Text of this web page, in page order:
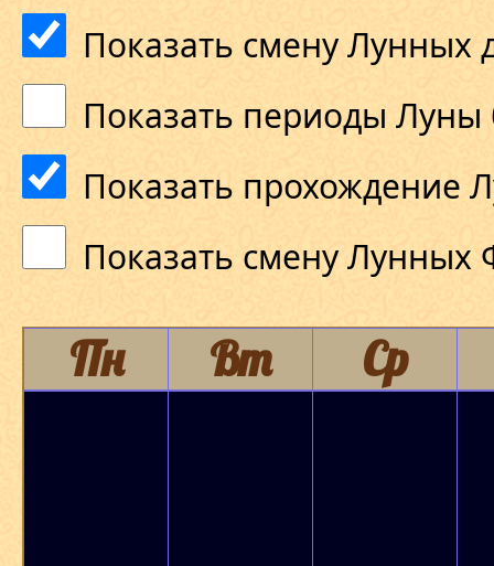
Показать смену Лунных
Показать периоды Луны
Показать прохождение
Показать смену Лунных
Пн Вт Ср